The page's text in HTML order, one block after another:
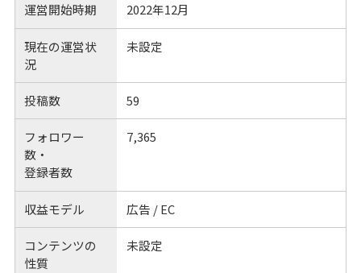
運営開始時期 2022年12月
現在の運営状
況
未設定
投稿数 59
フォロワー
数・
登録者数
7,365
収益モデル 広告 / EC
コンテンツの
性質
未設定